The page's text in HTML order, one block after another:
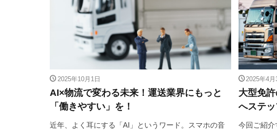
2025年10月1日
AI×物流で変わる未来！運送業界にもっと
「働きやすい」を！
近年、よく耳にする「AI」というワード。スマホの音
2025年4月
大型免
へステ
今回ご紹介